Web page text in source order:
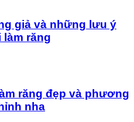
giả và những lưu ý
làm răng
răng đẹp và phương
nha